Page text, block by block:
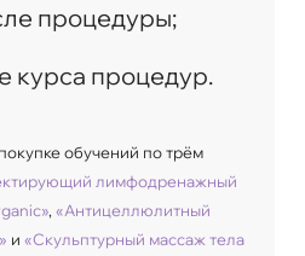
процедуры;
курса процедур.
обучений по трём
лимфодренажный
, «Антицеллюлитный
и «Скульптурный массаж тела